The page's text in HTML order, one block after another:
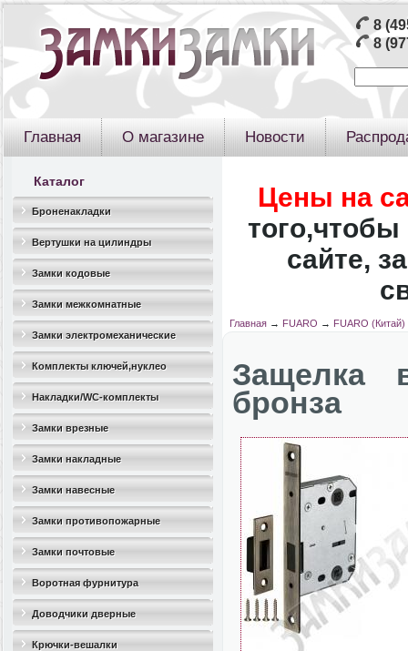
8
8
Главная О магазине Новости
Каталог
Броненакладки
Вертушки на цилиндры
Замки кодовые
Замки межкомнатные
Замки электромеханические
Комплекты ключей,нуклео
Накладки/WC-комплекты
Замки врезные
Замки накладные
Замки навесные
Замки противопожарные
Замки почтовые
Воротная фурнитура
Доводчики дверные
Крючки-вешалки
Цены на
того,чтобы
сайте,
Главная→ FUARO → FUARO (Китай)
Защелка
бронза